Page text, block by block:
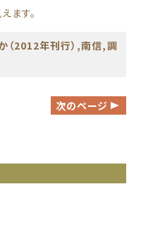
ます。
（2012年刊行） ,南信,調
次のページ